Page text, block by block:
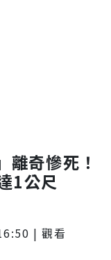
奇慘死！
1公尺
| 觀看